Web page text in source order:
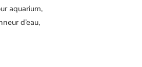
aquarium,
d’eau,